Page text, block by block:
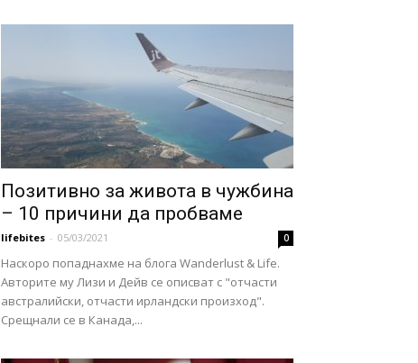
Позитивно за живота в чужбина
– 10 причини да пробваме
lifebites - 05/03/2021 0
Наскоро попаднахме на блога Wanderlust & Life.
Авторите му Лизи и Дейв се описват с "отчасти
австралийски, отчасти ирландски произход".
Срещнали се в Канада,...